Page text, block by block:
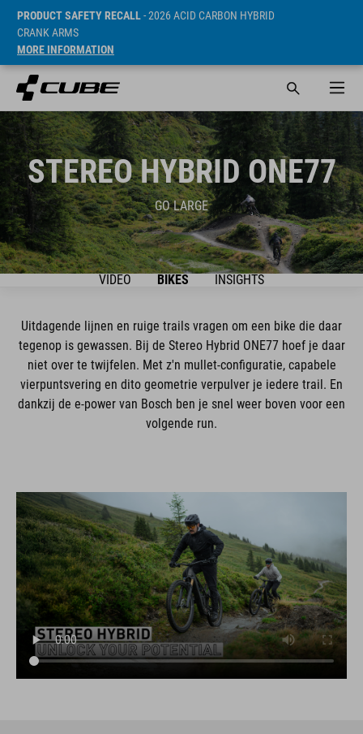
PRODUCT SAFETY RECALL- 2026 ACID CARBON HYBRID
CRANK ARMS
MORE INFORMATION
STEREO HYBRID ONE77
GO LARGE
VIDEO BIKES INSIGHTS
Uitdagende lijnen en ruige trails vragen om een bike die daar
tegenop is gewassen. Bij de Stereo Hybrid ONE77 hoef je daar
niet over te twijfelen. Met z'n mullet-configuratie, capabele
vierpuntsvering en dito geometrie verpulver je iedere trail. En
dankzij de e-power van Bosch ben je snel weer boven voor een
volgende run.